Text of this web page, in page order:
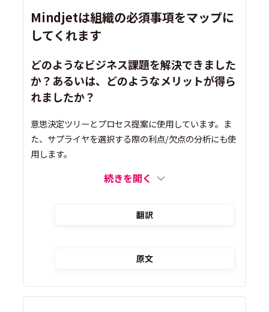
Mindjetは組織の必須事項をマップに
してくれます
どのようなビジネス課題を解決できました
か？あるいは、どのようなメリットが得ら
れましたか？
意思決定ツリーとプロセス提案に使用しています。ま
た、サプライヤを選択する際の利点/欠点の分析にも使
用します。
続きを開く
翻訳
原文